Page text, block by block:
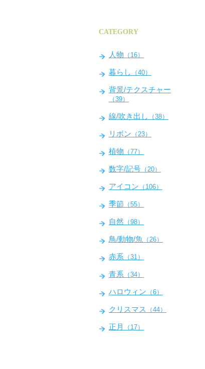
CATEGORY
人物 （16）
暮らし （40）
背景/テクスチャー
（39）
線/吹き出し （38）
リボン （23）
植物 （77）
数字/記号 （20）
アイコン （106）
季節 （55）
自然 （98）
鳥/動物/魚 （26）
赤系 （31）
青系 （34）
ハロウィン （6）
クリスマス （44）
正月 （17）